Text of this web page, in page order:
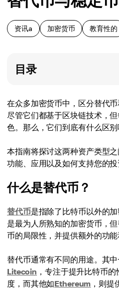
资讯a 加密货币 教育性的
目录
在众多加密货币中，区分替代币
尽管它们都基于区块链技术，
色。那么，它们到底有什么区别
本指南将探讨这两种资产类型
功能、应用以及如何支持您的投
什么是替代币？
替代币是指除了比特币以外的
是最为人所熟知的加密货币，
币的局限性，并提供额外的功能
替代币通常有不同的用途。其
Litecoin ，专注于提升比特币
度，而其他如Ethereum ，则